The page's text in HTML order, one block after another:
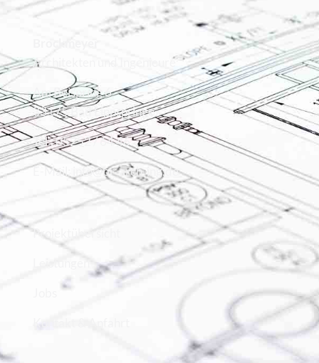
Architekten und Ingenieure
Am Beispring 6
33175 Bad Lippspringe
Tel.: 05252 / 64 46
E-Mail: info@br-arch-ing.de
Projektübersicht
Kontakt & Anfahrt